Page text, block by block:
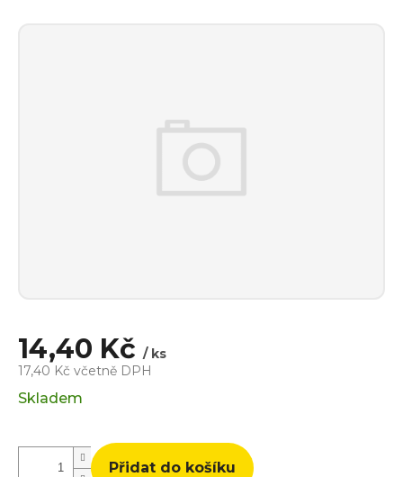
14,40 Kč / ks
17,40 Kč včetně DPH
Měrná
Skladem
Přidat do košíku